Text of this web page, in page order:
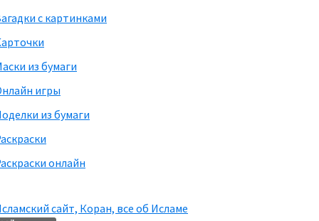
с картинками
из бумаги
игры
из бумаги
онлайн
сайт, Коран, все об Исламе